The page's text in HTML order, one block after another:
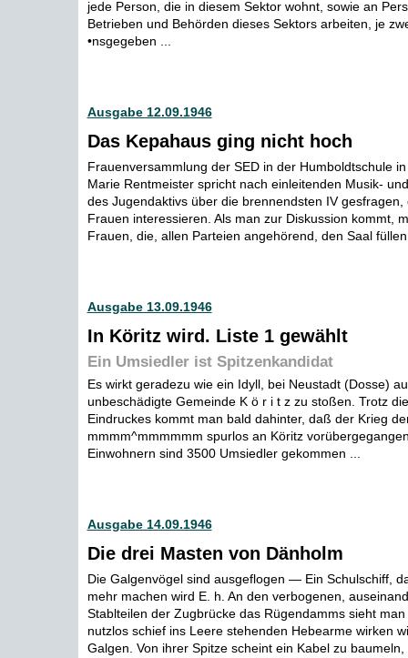
jede Person, die in diesem Sektor wohnt, sowie an
Betrieben und Behörden dieses Sektors arbeiten, je
•nsgegeben ...
Ausgabe 12.09.1946
Das Kepahaus ging nicht hoch
Frauenversammlung der SED in der Humboldtschule
Marie Rentmeister spricht nach einleitenden Musik-
des Jugendaktivs über die brennendsten IV gesfragen,
Frauen interessieren. Als man zur Diskussion kommt,
Frauen, die, allen Parteien angehörend, den Saal
Ausgabe 13.09.1946
In Köritz wird. Liste 1 gewählt
Ein Umsiedler ist Spitzenkandidat
Es wirkt geradezu wie ein Idyll, bei Neustadt (Dosse)
unbeschädigte Gemeinde K ö r i t z zu stoßen. Trotz
Eindruckes kommt man bald dahinter, daß der Krieg
mmmm^mmmmmm spurlos an Köritz
Einwohnern sind 3500 Umsiedler gekommen ...
Ausgabe 14.09.1946
Die drei Masten von Dänholm
Die Galgenvögel sind ausgeflogen — Ein Schulschiff,
mehr machen wird E. h. An den verbogenen,
Stablteilen der Zugbrücke das Rügendamms sieht
nutzlos schief ins Leere stehenden Hebearme wirken
Galgen. Von ihrer Spitze scheint ein Kabel zu